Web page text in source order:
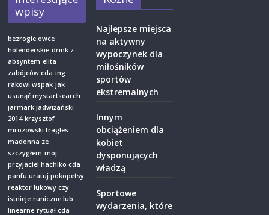
wpisy
bezrogie owce
holenderskie drink z
absyntem elita
zabójców cda ing
rakowi wspak jak
usunąć mystartsearch
jarmark jadwiżański
2014 krzysztof
mrozowski fragles
madonna ze
szczygłem mój
przyjaciel hachiko cda
panfu uratuj pokopetsy
reaktor łukowy czy
istnieje runiczne lub
linearne rytuał cda
Najlepsze miejsca
na aktywny
wypoczynek dla
miłośników
sportów
ekstremalnych
Innym
obciążeniem dla
kobiet
dysponujących
władzą
Sportowe
wydarzenia, które